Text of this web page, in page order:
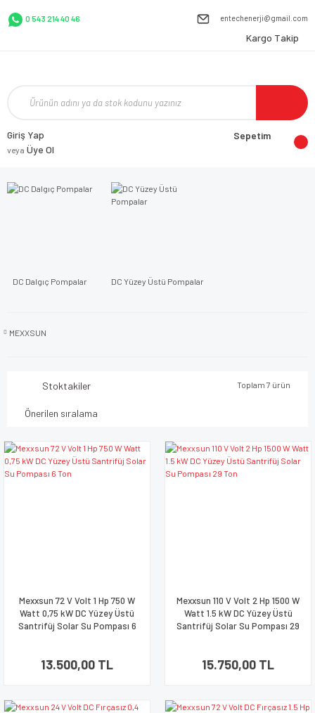
0 543 214 40 46 entechenerji@gmail.com
Kargo Takip
Giriş Yap
veya Üye Ol
Sepetim
DC Dalgıç Pompalar DC Yüzey Üstü Pompalar
MEXXSUN
Stoktakiler Toplam 7 ürün
Mexxsun 72 V Volt 1 Hp 750 W
Watt 0,75 kW DC Yüzey Üstü
Santrifüj Solar Su Pompası 6
13.500,00 TL
Mexxsun 110 V Volt 2 Hp 1500 W
Watt 1.5 kW DC Yüzey Üstü
Santrifüj Solar Su Pompası 29
15.750,00 TL